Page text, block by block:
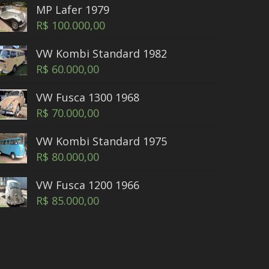
MP Lafer 1979
R$ 100.000,00
VW Kombi Standard 1982
R$ 60.000,00
VW Fusca 1300 1968
R$ 70.000,00
VW Kombi Standard 1975
R$ 80.000,00
VW Fusca 1200 1966
R$ 85.000,00